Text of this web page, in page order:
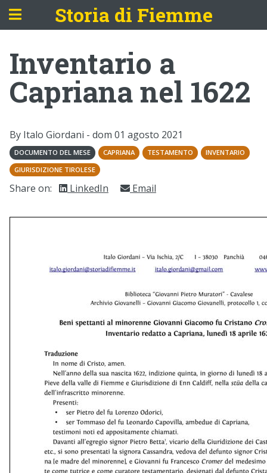
Storia di Fiemme
Inventario a
Capriana nel 1622
By Italo Giordani - dom 01 agosto 2021
DOCUMENTO DEL MESE CAPRIANA TESTAMENTO
INVENTARIO
GIURISDIZIONE TIROLESE
Share on: LinkedIn Email